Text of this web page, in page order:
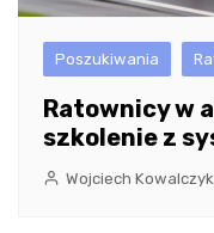
Poszukiwania
Ratownicy w
szkolenie z
Wojciech Kowalczyk